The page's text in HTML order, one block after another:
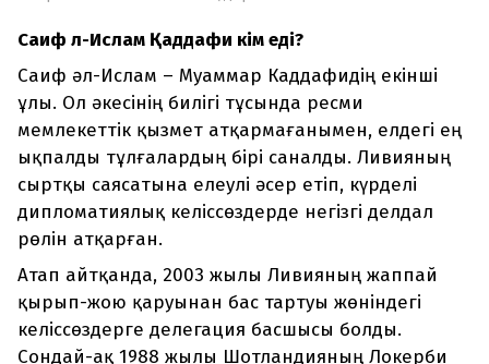
Саиф әл-Ислам Қаддафи кім еді?
Саиф әл-Ислам – Муаммар Каддафидің екінші
ұлы. Ол әкесінің билігі тұсында ресми
мемлекеттік қызмет атқармағанымен, елдегі ең
ықпалды тұлғалардың бірі саналды. Ливияның
сыртқы саясатына елеулі әсер етіп, күрделі
дипломатиялық келіссөздерде негізгі делдал
рөлін атқарған.
Атап айтқанда, 2003 жылы Ливияның жаппай
қырып-жою қаруынан бас тартуы жөніндегі
келіссөздерге делегация басшысы болды.
Сондай-ақ 1988 жылы Шотландияның Локерби